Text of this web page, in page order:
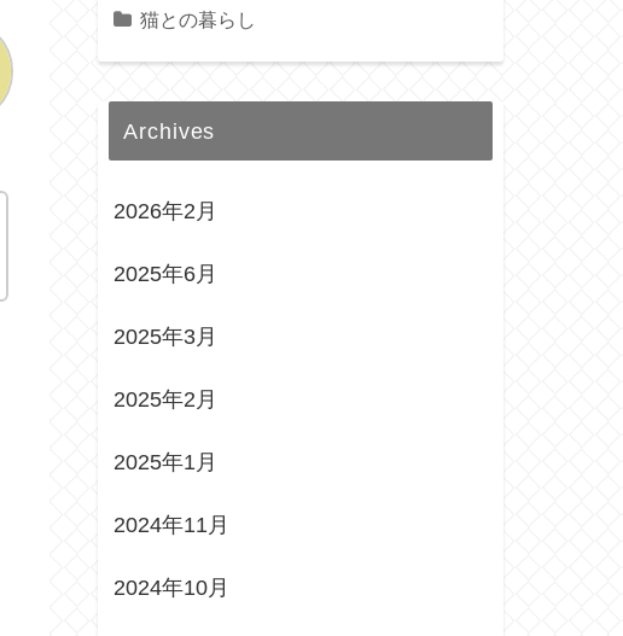
猫との暮らし
Archives
2026年2月
2025年6月
2025年3月
2025年2月
2025年1月
2024年11月
2024年10月